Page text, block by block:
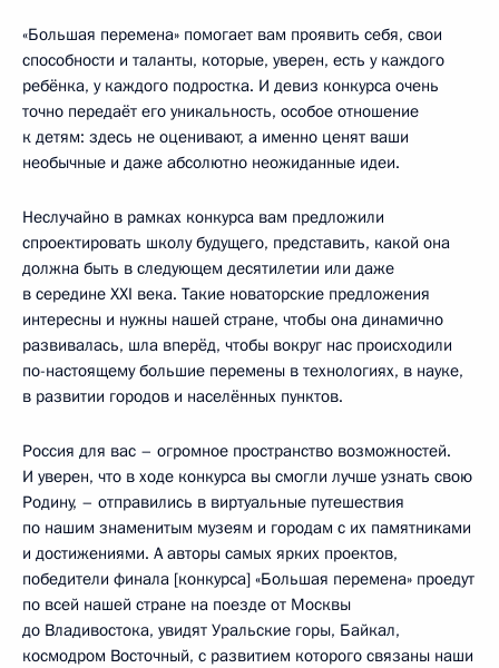
«Большая перемена» помогает вам проявить себя, свои
способности и таланты, которые, уверен, есть у каждого
ребёнка, у каждого подростка. И девиз конкурса очень
точно передаёт его уникальность, особое отношение
к детям: здесь не оценивают, а именно ценят ваши
необычные и даже абсолютно неожиданные идеи.
Неслучайно в рамках конкурса вам предложили
спроектировать школу будущего, представить, какой она
должна быть в следующем десятилетии или даже
в середине XXI века. Такие новаторские предложения
интересны и нужны нашей стране, чтобы она динамично
развивалась, шла вперёд, чтобы вокруг нас происходили
по-настоящему большие перемены в технологиях, в науке,
в развитии городов и населённых пунктов.
Россия для вас – огромное пространство возможностей.
И уверен, что в ходе конкурса вы смогли лучше узнать свою
Родину, – отправились в виртуальные путешествия
по нашим знаменитым музеям и городам с их памятниками
и достижениями. А авторы самых ярких проектов,
победители финала [конкурса] «Большая перемена» проедут
по всей нашей стране на поезде от Москвы
до Владивостока, увидят Уральские горы, Байкал,
космодром Восточный, с развитием которого связаны наши